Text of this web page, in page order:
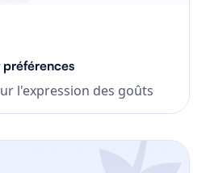
préférences
l'expression des goûts